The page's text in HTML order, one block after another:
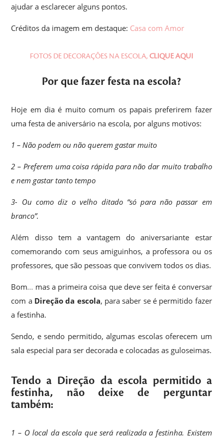
ajudar a esclarecer alguns pontos.
Créditos da imagem em destaque: Casa com Amor
FOTOS DE DECORAÇÕES NA ESCOLA, CLIQUE AQUI
Por que fazer festa na escola?
Hoje em dia é muito comum os papais preferirem fazer
uma festa de aniversário na escola, por alguns motivos:
1 – Não podem ou não querem gastar muito
2 – Preferem uma coisa rápida para não dar muito trabalho
e nem gastar tanto tempo
3- Ou como diz o velho ditado “só para não passar em
branco”.
Além disso tem a vantagem do aniversariante estar
comemorando com seus amiguinhos, a professora ou os
professores, que são pessoas que convivem todos os dias.
Bom… mas a primeira coisa que deve ser feita é conversar
com a Direção da escola, para saber se é permitido fazer
a festinha.
Sendo, e sendo permitido, algumas escolas oferecem um
sala especial para ser decorada e colocadas as guloseimas.
Tendo a Direção da escola permitido a
festinha, não deixe de perguntar
também:
1 – O local da escola que será realizada a festinha. Existem